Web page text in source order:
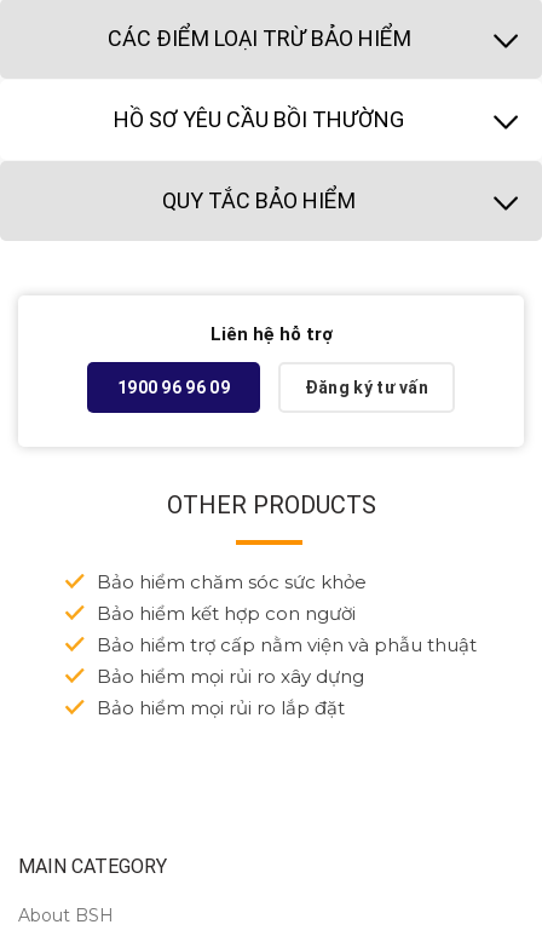
CÁC ĐIỂM LOẠI TRỪ BẢO HIỂM
HỒ SƠ YÊU CẦU BỒI THƯỜNG
QUY TẮC BẢO HIỂM
Liên hệ hỗ trợ
1900 96 96 09 Đăng ký tư vấn
OTHER PRODUCTS
Bảo hiểm chăm sóc sức khỏe
Bảo hiểm kết hợp con người
Bảo hiểm trợ cấp nằm viện và phẫu thuật
Bảo hiểm mọi rủi ro xây dựng
Bảo hiểm mọi rủi ro lắp đặt
MAIN CATEGORY
About BSH